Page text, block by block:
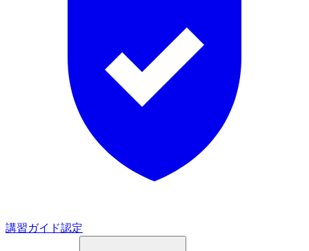
講習ガイド認定